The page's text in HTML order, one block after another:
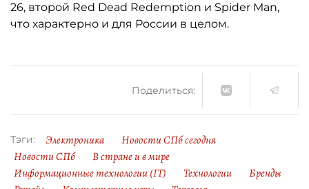
26, второй Red Dead Redemption и Spider Man,
что характерно и для России в целом.
Поделиться:
Тэги: Электроника
Новости СПб сегодня
Новости СПб
В стране и в мире
Информационные технологии (IT)
Технологии
Бренды